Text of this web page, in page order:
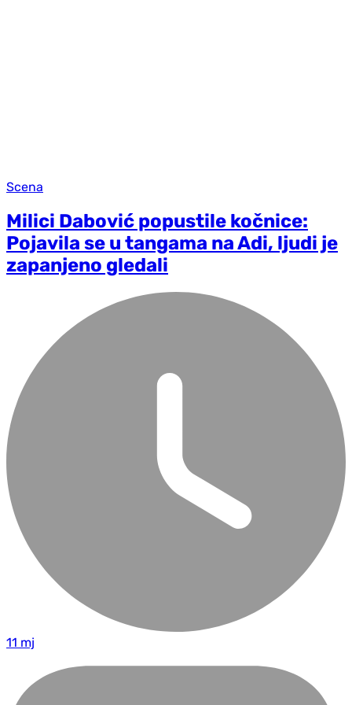
Scena
Milici Dabović popustile kočnice:
Pojavila se u tangama na Adi, ljudi je
zapanjeno gledali
11 mj